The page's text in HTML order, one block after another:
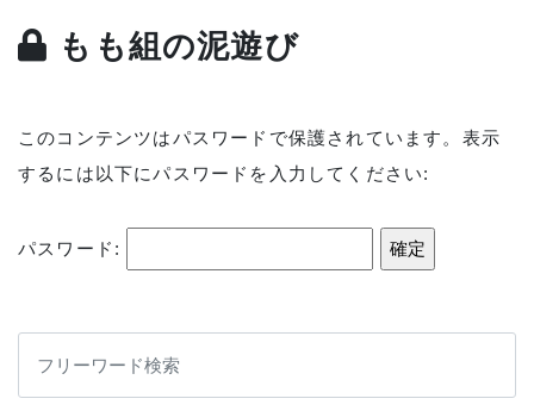
もも組の泥遊び
このコンテンツはパスワードで保護されています。表示
するには以下にパスワードを入力してください:
パスワード: